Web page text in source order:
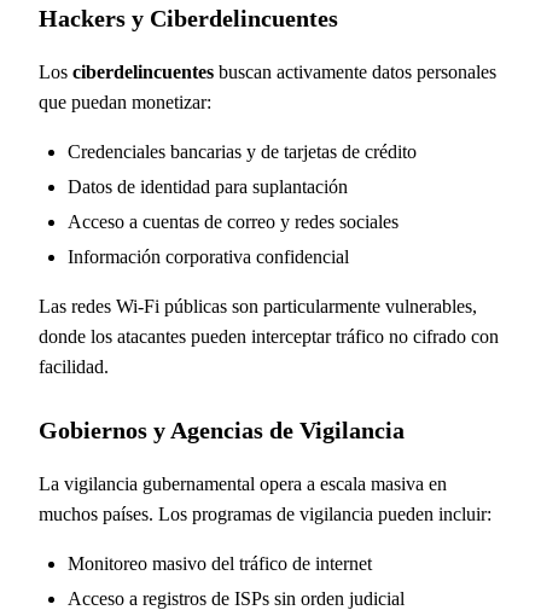
Hackers y Ciberdelincuentes
Los ciberdelincuentes buscan activamente datos personales
que puedan monetizar:
Credenciales bancarias y de tarjetas de crédito
Datos de identidad para suplantación
Acceso a cuentas de correo y redes sociales
Información corporativa confidencial
Las redes Wi-Fi públicas son particularmente vulnerables,
donde los atacantes pueden interceptar tráfico no cifrado con
facilidad.
Gobiernos y Agencias de Vigilancia
La vigilancia gubernamental opera a escala masiva en
muchos países. Los programas de vigilancia pueden incluir:
Monitoreo masivo del tráfico de internet
Acceso a registros de ISPs sin orden judicial